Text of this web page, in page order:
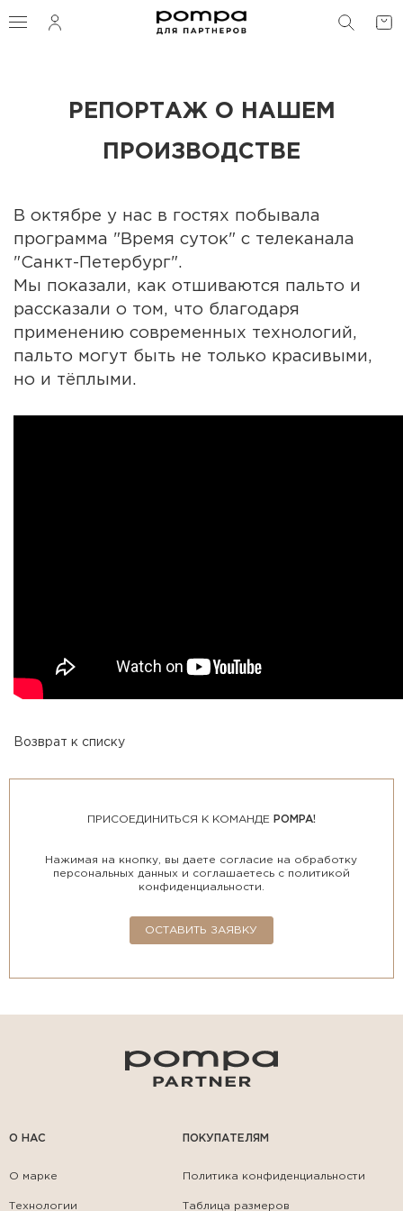
РЕПОРТАЖ О НАШЕМ
ПРОИЗВОДСТВЕ
В октябре у нас в гостях побывала
программа "Время суток" с телеканала
"Санкт-Петербург".
Мы показали, как отшиваются пальто и
рассказали о том, что благодаря
применению современных технологий,
пальто могут быть не только красивыми,
но и тёплыми.
Возврат к списку
О НАС
О марке
Технологии
ПОКУПАТЕЛЯМ
Политика конфиденциальности
Таблица размеров
ПРИСОЕДИНИТЬСЯ К КОМАНДЕ POMPA!
Нажимая на кнопку, вы даете согласие на обработку
персональных данных и соглашаетесь с политикой
конфиденциальности.
ОСТАВИТЬ ЗАЯВКУ